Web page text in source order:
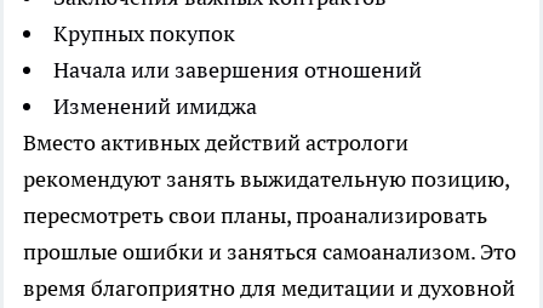
Крупных покупок
Начала или завершения отношений
Изменений имиджа
Вместо активных действий астрологи
рекомендуют занять выжидательную позицию,
пересмотреть свои планы, проанализировать
прошлые ошибки и заняться самоанализом. Это
время благоприятно для медитации и духовной